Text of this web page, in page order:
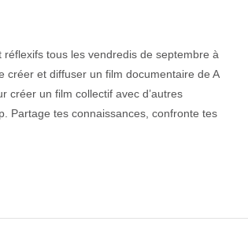
tous les vendredis de septembre à
et diffuser un film documentaire de A
créer un film collectif avec d’autres
Partage tes connaissances, confronte tes